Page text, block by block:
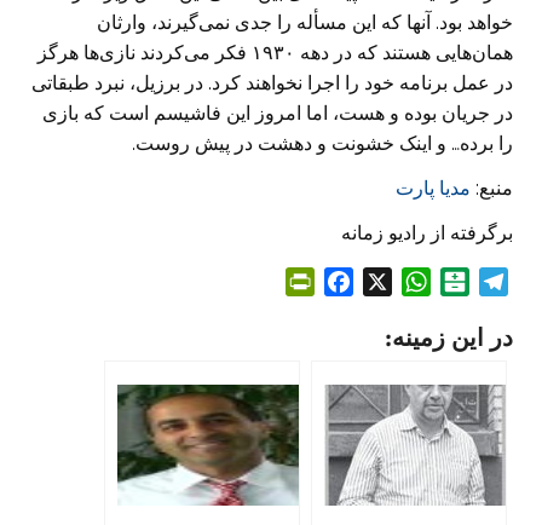
خواهد بود. آنها که این مسأله را جدی نمی‌گیرند، وارثان
همان‌هایی هستند که در دهه ۱۹۳۰ فکر می‌کردند نازی‌ها هرگز
در عمل برنامه‌ خود را اجرا نخواهند کرد. در برزیل، نبرد طبقاتی
در جریان بوده و هست، اما امروز این فاشیسم است که بازی
را برده… و اینک خشونت و دهشت در پیش‌ روست.
منبع: مدیا پارت
برگرفته از رادیو زمانه
l
g
r
a
m
t
a
r
i
n
W
a
A
p
p
t
F
r
i
e
در این زمینه: